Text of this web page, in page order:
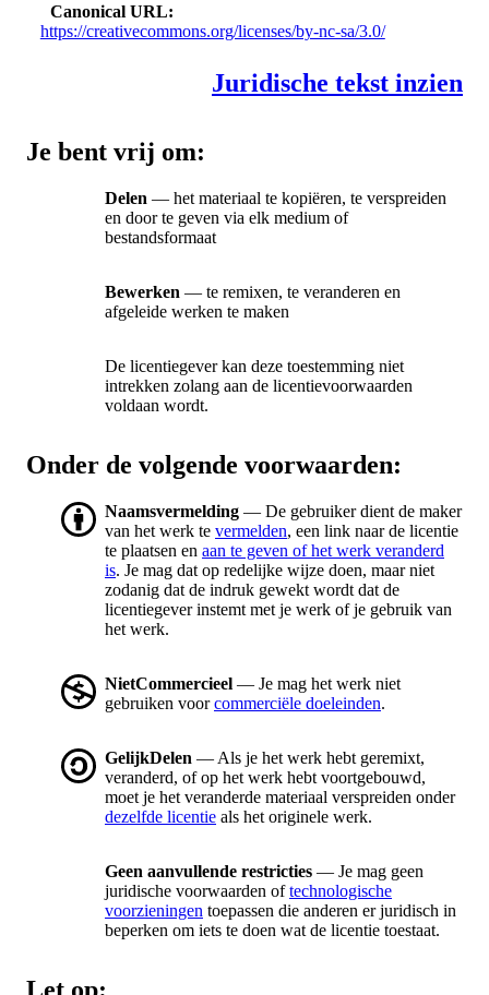
Canonical URL
https://creativecommons.org/licenses/by-nc-sa/3.0/
Juridische tekst inzien
Je bent vrij om:
Delen — het materiaal te kopiëren, te verspreiden
en door te geven via elk medium of
bestandsformaat
Bewerken — te remixen, te veranderen en
afgeleide werken te maken
De licentiegever kan deze toestemming niet
intrekken zolang aan de licentievoorwaarden
voldaan wordt.
Onder de volgende voorwaarden:
Naamsvermelding — De gebruiker dient de maker
van het werk te vermelden, een link naar de licentie
te plaatsen en aan te geven of het werk veranderd
is. Je mag dat op redelijke wijze doen, maar niet
zodanig dat de indruk gewekt wordt dat de
licentiegever instemt met je werk of je gebruik van
het werk.
NietCommercieel — Je mag het werk niet
gebruiken voorcommerciële doeleinden.
GelijkDelen — Als je het werk hebt geremixt,
veranderd, of op het werk hebt voortgebouwd,
moet je het veranderde materiaal verspreiden onder
dezelfde licentie als het originele werk.
Geen aanvullende restricties — Je mag geen
juridische voorwaarden oftechnologische
voorzieningen toepassen die anderen er juridisch in
beperken om iets te doen wat de licentie toestaat.